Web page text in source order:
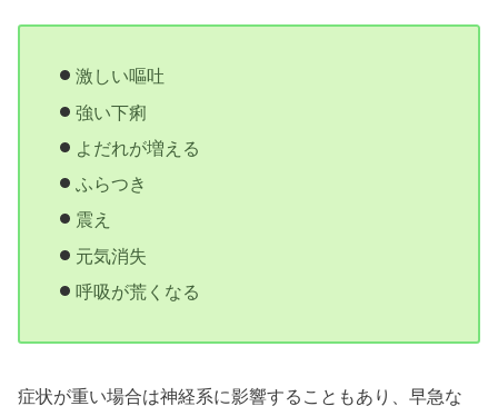
激しい嘔吐
強い下痢
よだれが増える
ふらつき
震え
元気消失
呼吸が荒くなる
症状が重い場合は神経系に影響することもあり、早急な